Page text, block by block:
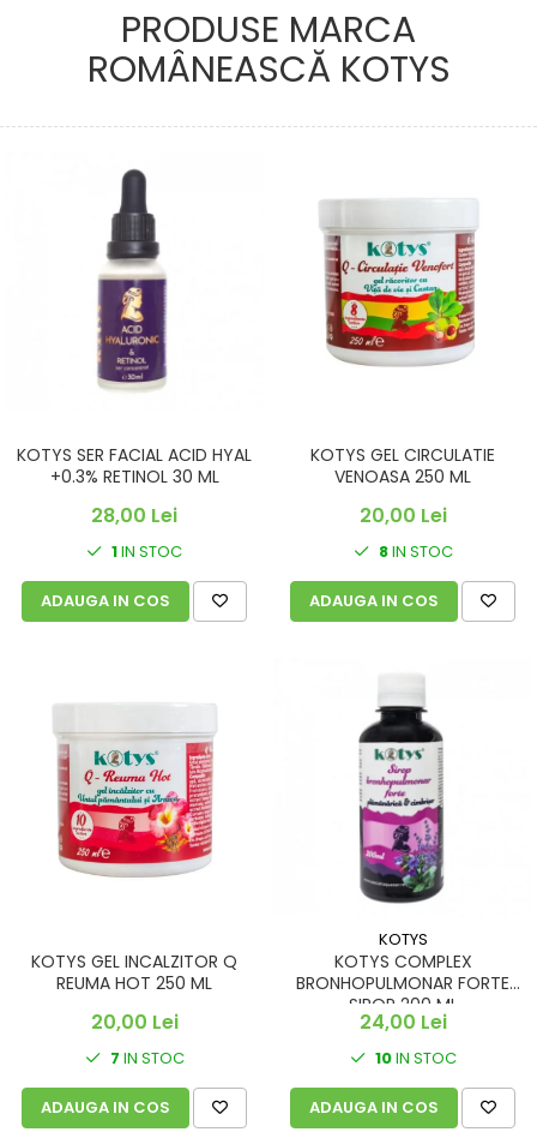
PRODUSE MARCA
ROMÂNEASCĂ KOTYS
KOTYS SER FACIAL ACID HYAL
+0.3% RETINOL 30 ML
28,00 Lei
1IN STOC
ADAUGA IN COS
KOTYS GEL CIRCULATIE
VENOASA 250 ML
20,00 Lei
8IN STOC
ADAUGA IN COS
KOTYS GEL INCALZITOR Q
REUMA HOT 250 ML
20,00 Lei
7 IN STOC
ADAUGA IN COS
KOTYS
KOTYS COMPLEX
BRONHOPULMONAR FORTE
SIROP 200 ML
24,00 Lei
10IN STOC
ADAUGA IN COS